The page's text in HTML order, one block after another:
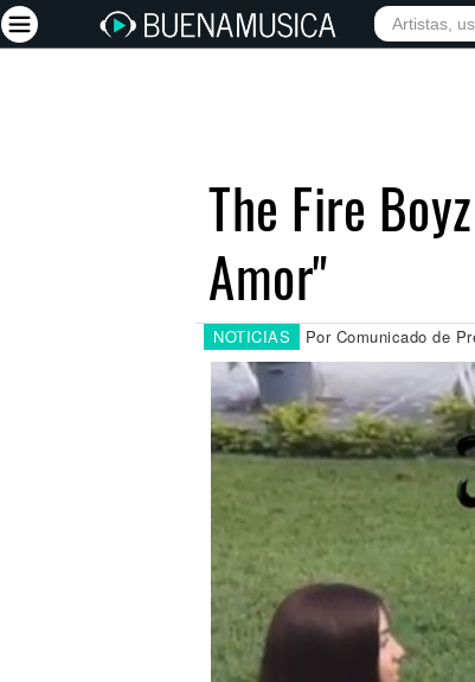
INICIO
The Fire
Amor"
NOTICIAS Por Comunicado de